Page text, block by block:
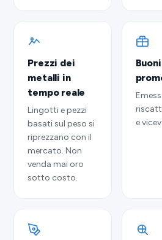
Prezzi dei
metalli in
tempo reale
Lingotti e pezzi
basati sul peso si
riprezzano con il
mercato. Non
venda mai oro
sotto costo.
e